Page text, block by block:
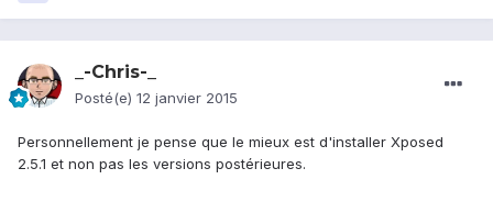
_-Chris-_
Posté(e) 12 janvier 2015
Personnellement je pense que le mieux est d'installer Xposed
2.5.1 et non pas les versions postérieures.